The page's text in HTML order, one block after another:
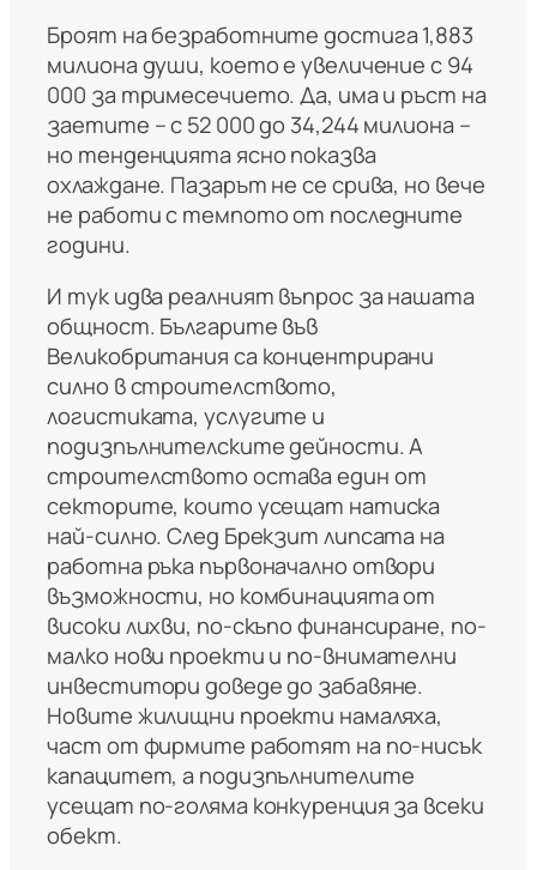
Броят на безработните достига 1,883
милиона души, което е увеличение с 94
000 за тримесечието. Да, има и ръст на
заетите – с 52 000 до 34,244 милиона –
но тенденцията ясно показва
охлаждане. Пазарът не се срива, но вече
не работи с темпото от последните
години.
И тук идва реалният въпрос за нашата
общност. Българите във
Великобритания са концентрирани
силно в строителството,
логистиката, услугите и
подизпълнителските дейности. А
строителството остава един от
секторите, които усещат натиска
най-силно. След Брекзит липсата на
работна ръка първоначално отвори
възможности, но комбинацията от
високи лихви, по-скъпо финансиране, по-
малко нови проекти и по-внимателни
инвеститори доведе до забавяне.
Новите жилищни проекти намаляха,
част от фирмите работят на по-нисък
капацитет, а подизпълнителите
усещат по-голяма конкуренция за всеки
обект.